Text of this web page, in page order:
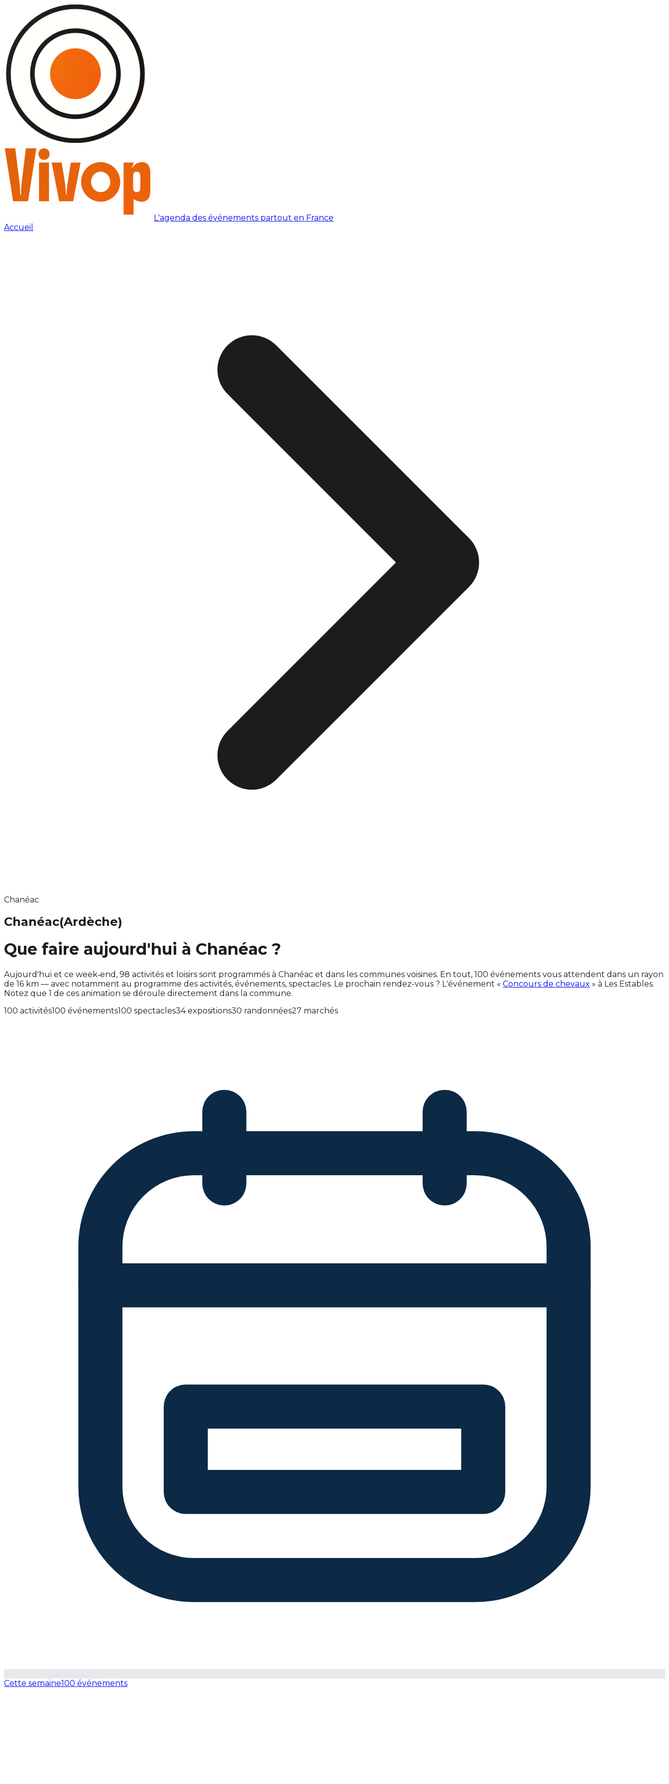
L'agenda des événements partout en France
Accueil
Chanéac
Chanéac(Ardèche)
Que faire aujourd'hui à Chanéac ?
Aujourd'hui et ce week‑end, 98 activités et loisirs sont programmés à Chanéac et dans les communes voisines. En tout, 100 événements vous attendent dans un rayon
de 16 km — avec notamment au programme des activités, événements, spectacles. Le prochain rendez-vous ? L'événement « Concours de chevaux » à Les Estables.
Notez que 1 de ces animation se déroule directement dans la commune.
100 activités100 événements100 spectacles34 expositions30 randonnées27 marchés
Cette semaine100 événements